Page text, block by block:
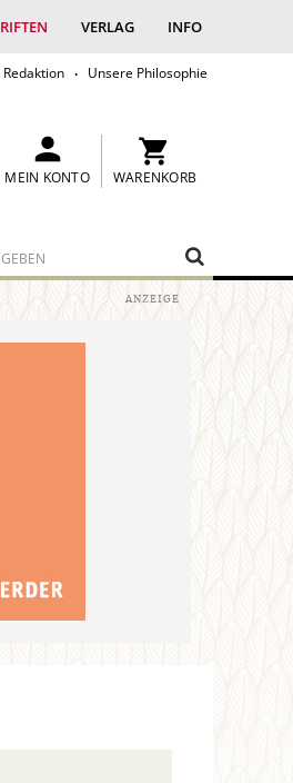
VERLAG INFO
Redaktion Unsere Philosophie
MEIN KONTO WARENKORB